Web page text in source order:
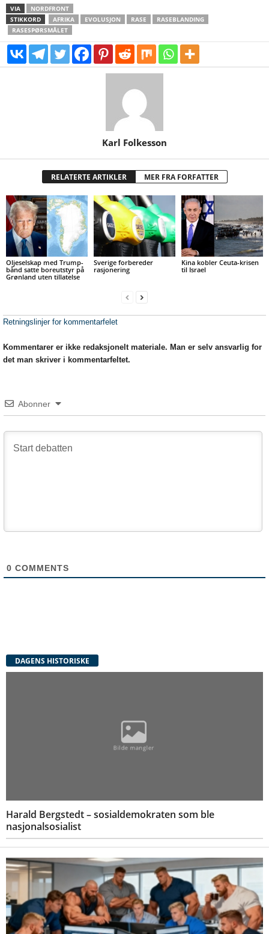
VIA
NORDFRONT
STIKKORD
AFRIKA EVOLUSJON RASE
RASEBLANDING
RASESPØRSMÅLET
Karl Folkesson
RELATERTE ARTIKLER MER FRA FORFATTER
Oljeselskap med Trump-
bånd satte boreutstyr på
Grønland uten tillatelse
Sverige forbereder
rasjonering
Kina kobler Ceuta-krisen
til Israel
Retningslinjer for kommentarfelet
Kommentarer er ikke redaksjonelt materiale. Man er selv ansvarlig for
det man skriver i kommentarfeltet.
Abonner
0 COMMENTS
DAGENS HISTORISKE
Harald Bergstedt – sosialdemokraten som ble
nasjonalsosialist